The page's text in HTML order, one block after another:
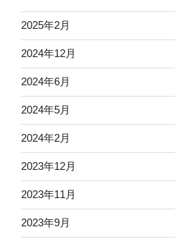
2025年2月
2024年12月
2024年6月
2024年5月
2024年2月
2023年12月
2023年11月
2023年9月